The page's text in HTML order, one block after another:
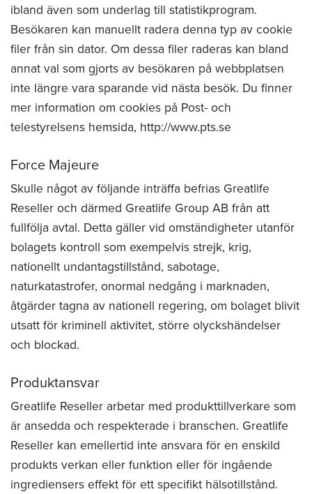
ibland även som underlag till statistikprogram.
Besökaren kan manuellt radera denna typ av cookie
filer från sin dator. Om dessa filer raderas kan bland
annat val som gjorts av besökaren på webbplatsen
inte längre vara sparande vid nästa besök. Du finner
mer information om cookies på Post- och
telestyrelsens hemsida, http://www.pts.se
Force Majeure
Skulle något av följande inträffa befrias Greatlife
Reseller och därmed Greatlife Group AB från att
fullfölja avtal. Detta gäller vid omständigheter utanför
bolagets kontroll som exempelvis strejk, krig,
nationellt undantagstillstånd, sabotage,
naturkatastrofer, onormal nedgång i marknaden,
åtgärder tagna av nationell regering, om bolaget blivit
utsatt för kriminell aktivitet, större olyckshändelser
och blockad.
Produktansvar
Greatlife Reseller arbetar med produkttillverkare som
är ansedda och respekterade i branschen. Greatlife
Reseller kan emellertid inte ansvara för en enskild
produkts verkan eller funktion eller för ingående
ingrediensers effekt för ett specifikt hälsotillstånd.